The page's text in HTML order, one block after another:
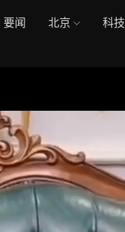
要闻 北京 科技